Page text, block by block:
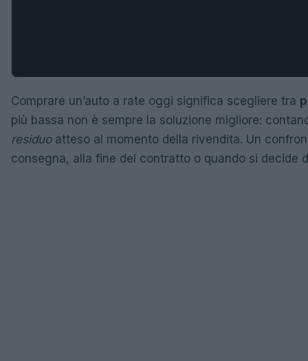
Comprare un’auto a rate oggi significa scegliere tra
più bassa non è sempre la soluzione migliore:
residuoatteso al momento della rivendita. Un
consegna, alla fine del contratto o quando si decide